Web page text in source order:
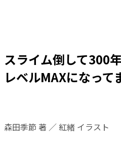
スライム倒して300
レベルMAXになって
森田季節 著 ／ 紅緒 イラスト